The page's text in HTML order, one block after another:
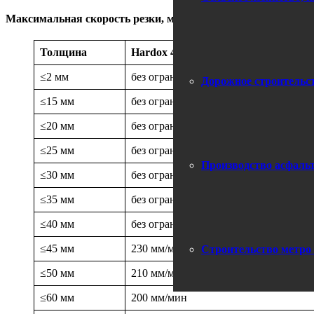
Дорожное
Производство
Строительство метро
Максимальная скорость резки, мм/мин., если
Толщина Hardox 400
≤2 мм без ограничений
≤15 мм без ограничений
≤20 мм без ограничений
≤25 мм без ограничений
≤30 мм без ограничений
≤35 мм без ограничений
≤40 мм без ограничений
≤45 мм 230 мм/мин
≤50 мм 210 мм/мин
≤60 мм 200 мм/мин